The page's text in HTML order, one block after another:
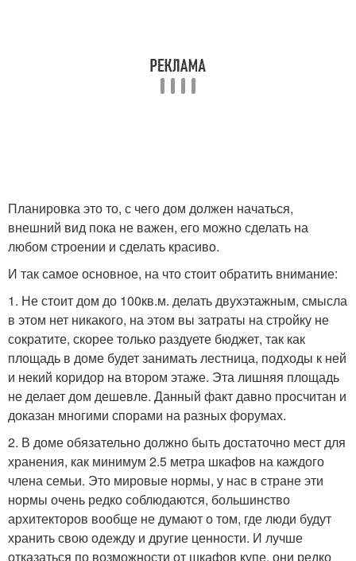
Планировка это то, с чего дом должен начаться,
внешний вид пока не важен, его можно сделать на
любом строении и сделать красиво.
И так самое основное, на что стоит обратить внимание:
1. Не стоит дом до 100кв.м. делать двухэтажным, смысла
в этом нет никакого, на этом вы затраты на стройку не
сократите, скорее только раздуете бюджет, так как
площадь в доме будет занимать лестница, подходы к ней
и некий коридор на втором этаже. Эта лишняя площадь
не делает дом дешевле. Данный факт давно просчитан и
доказан многими спорами на разных форумах.
2. В доме обязательно должно быть достаточно мест для
хранения, как минимум 2.5 метра шкафов на каждого
члена семьи. Это мировые нормы, у нас в стране эти
нормы очень редко соблюдаются, большинство
архитекторов вообще не думают о том, где люди будут
хранить свою одежду и другие ценности. И лучше
отказаться по возможности от шкафов купе, они редко